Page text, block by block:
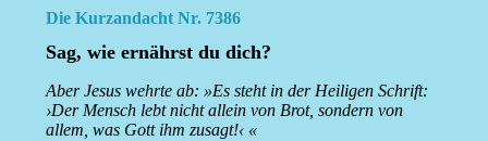
Die Kurzandacht Nr. 7386
Sag, wie ernährst du dich?
Aber Jesus wehrte ab: »Es steht in der Heiligen Schrift:
›Der Mensch lebt nicht allein von Brot, sondern von
allem, was Gott ihm zusagt!‹ «